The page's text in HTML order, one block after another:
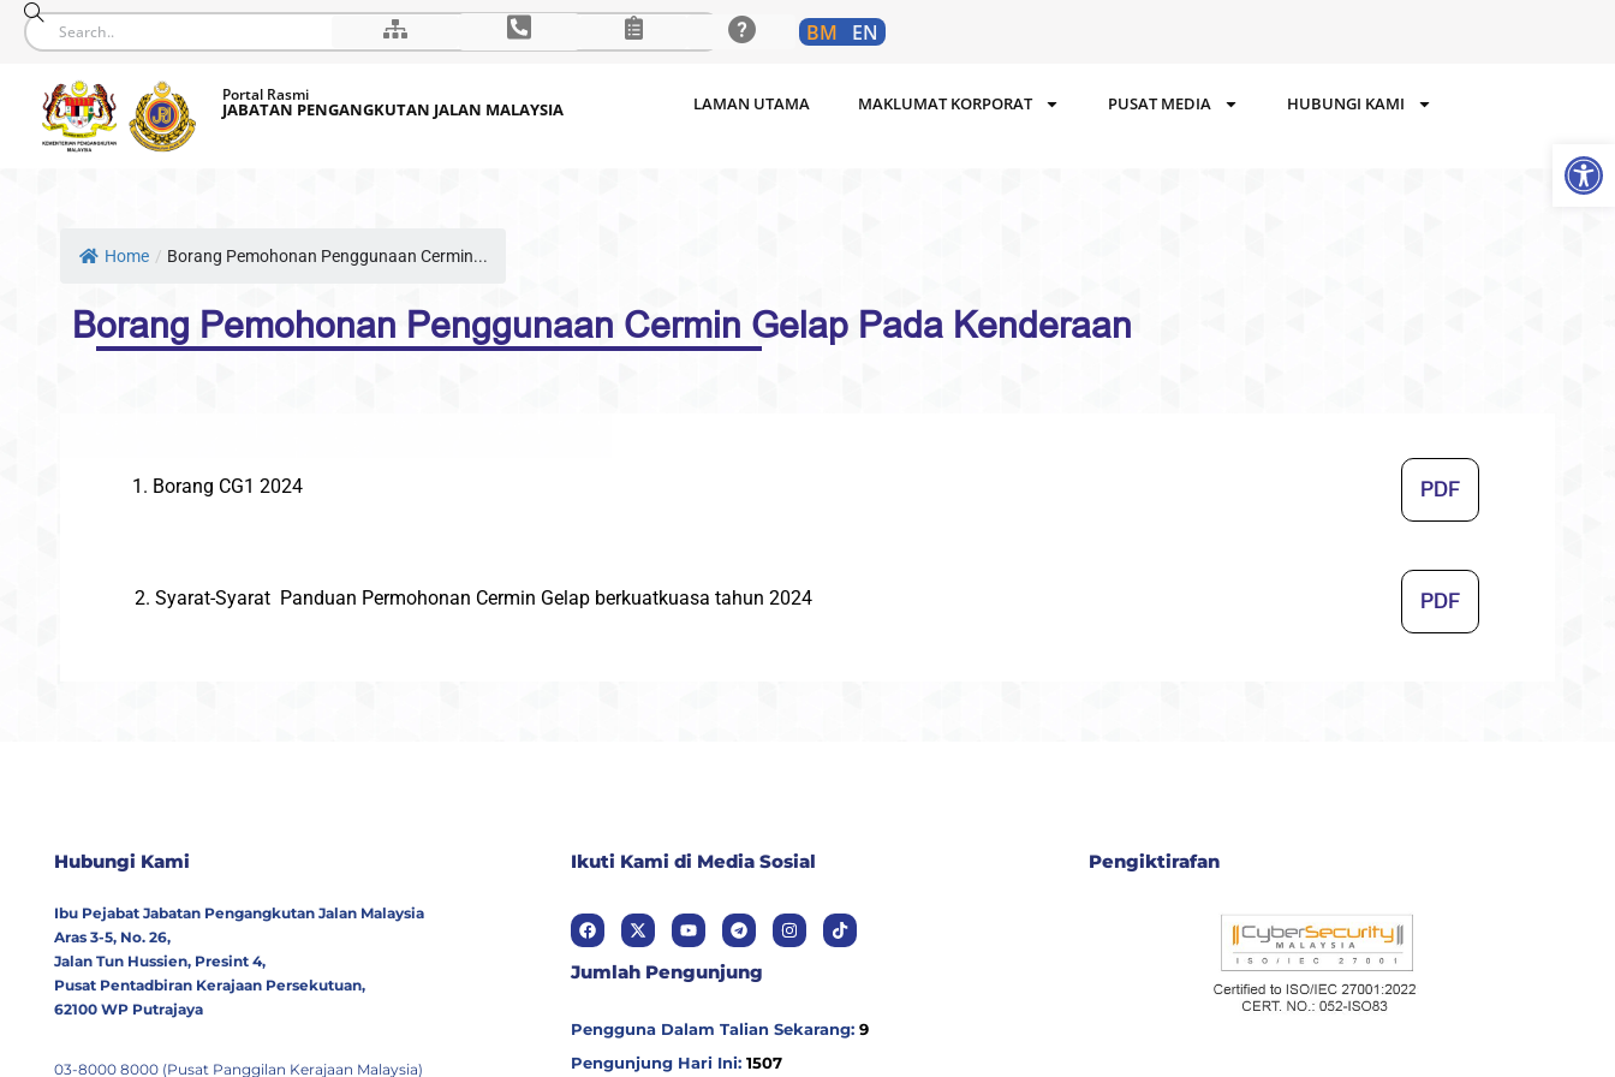
content
BM EN
Portal Rasmi
JABATAN PENGANGKUTAN JALAN MALAYSIA LAMAN UTAMA MAKLUMAT KORPORAT PUSAT MEDIA HUBUNGI KAMI
Home / Borang Pemohonan Penggunaan Cermin...
Borang Pemohonan Penggunaan Cermin Gelap Pada Kenderaan
Borang CG1 2024
PDF
2. Syarat-Syarat Panduan Permohonan Cermin Gelap berkuatkuasa tahun 2024 PDF
Hubungi Kami
Ibu Pejabat Jabatan Pengangkutan Jalan Malaysia
Aras 3-5, No. 26,
Jalan Tun Hussien, Presint 4,
Pusat Pentadbiran Kerajaan Persekutuan,
62100 WP Putrajaya
03-8000 8000 (Pusat Panggilan Kerajaan Malaysia)
Ikuti Kami di Media Sosial
Jumlah Pengunjung
Pengguna Dalam Talian Sekarang:9
Pengunjung Hari Ini:1507
Pengiktirafan